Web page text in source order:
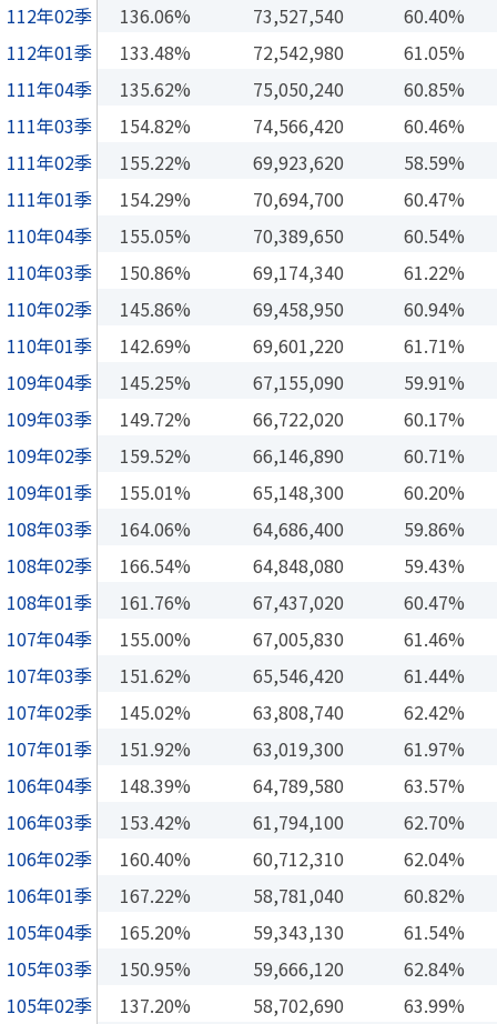
112年02季
136.06% 73,527,540
60.40%
112年01季
133.48% 72,542,980
61.05%
111年04季
135.62% 75,050,240
60.85%
111年03季
154.82% 74,566,420
60.46%
111年02季
155.22% 69,923,620
58.59%
111年01季
154.29% 70,694,700
60.47%
110年04季
155.05% 70,389,650
60.54%
110年03季
150.86% 69,174,340
61.22%
110年02季
145.86% 69,458,950
60.94%
110年01季
142.69% 69,601,220
61.71%
109年04季
145.25% 67,155,090
59.91%
109年03季
149.72% 66,722,020
60.17%
109年02季
159.52% 66,146,890
60.71%
109年01季
155.01% 65,148,300
60.20%
108年03季
164.06% 64,686,400
59.86%
108年02季
166.54% 64,848,080
59.43%
108年01季
161.76% 67,437,020
60.47%
107年04季
155.00% 67,005,830
61.46%
107年03季
151.62% 65,546,420
61.44%
107年02季
145.02% 63,808,740
62.42%
107年01季
151.92% 63,019,300
61.97%
106年04季
148.39% 64,789,580
63.57%
106年03季
153.42% 61,794,100
62.70%
106年02季
160.40% 60,712,310
62.04%
106年01季
167.22% 58,781,040
60.82%
105年04季
165.20% 59,343,130
61.54%
105年03季
150.95% 59,666,120
62.84%
105年02季
137.20% 58,702,690 63.99%